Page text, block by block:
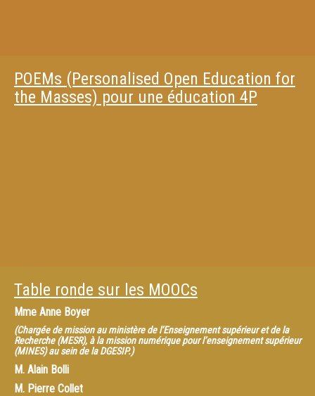
POEMs (Personalised Open Education for
the Masses) pour une éducation 4P
Table ronde sur les MOOCs
Mme Anne Boyer
(Chargée de mission au ministère de l’Enseignement supérieur et de la
Recherche (MESR), à la mission numérique pour l’enseignement supérieur
(MINES) au sein de la DGESIP.)
M. Alain Bolli
M. Pierre Collet